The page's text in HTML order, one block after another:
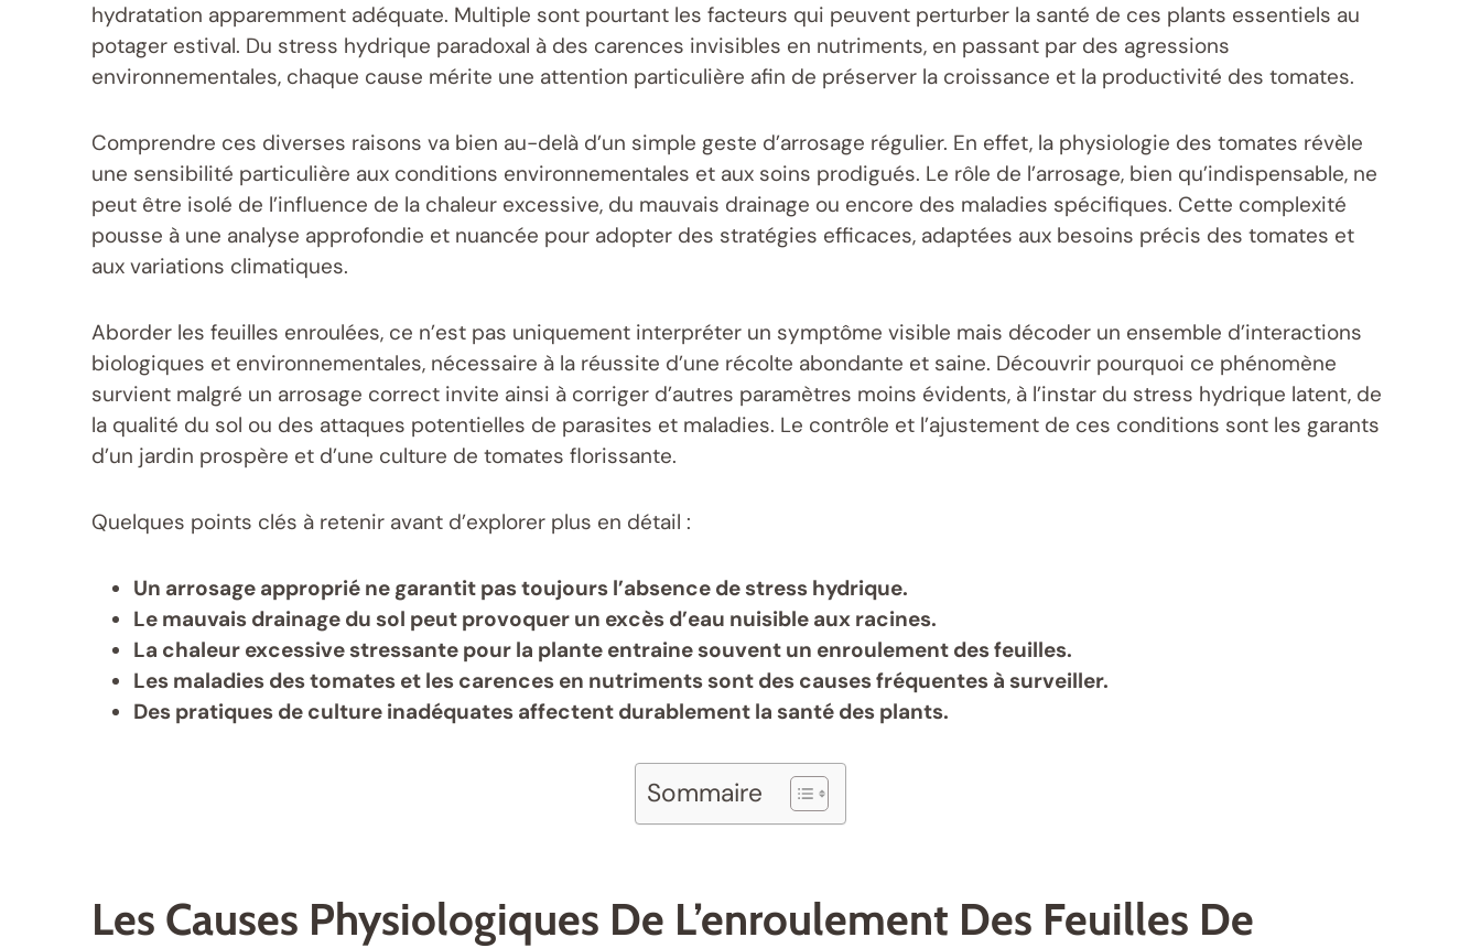
hydratation apparemment adéquate. Multiple sont pourtant les facteurs qui peuvent perturber la santé de ces plants essentiels au
potager estival. Du stress hydrique paradoxal à des carences invisibles en nutriments, en passant par des agressions
environnementales, chaque cause mérite une attention particulière afin de préserver la croissance et la productivité des tomates.
Comprendre ces diverses raisons va bien au-delà d’un simple geste d’arrosage régulier. En effet, la physiologie des tomates révèle
une sensibilité particulière aux conditions environnementales et aux soins prodigués. Le rôle de l’arrosage, bien qu’indispensable, ne
peut être isolé de l’influence de la chaleur excessive, du mauvais drainage ou encore des maladies spécifiques. Cette complexité
pousse à une analyse approfondie et nuancée pour adopter des stratégies efficaces, adaptées aux besoins précis des tomates et
aux variations climatiques.
Aborder les feuilles enroulées, ce n’est pas uniquement interpréter un symptôme visible mais décoder un ensemble d’interactions
biologiques et environnementales, nécessaire à la réussite d’une récolte abondante et saine. Découvrir pourquoi ce phénomène
survient malgré un arrosage correct invite ainsi à corriger d’autres paramètres moins évidents, à l’instar du stress hydrique latent, de
la qualité du sol ou des attaques potentielles de parasites et maladies. Le contrôle et l’ajustement de ces conditions sont les garants
d’un jardin prospère et d’une culture de tomates florissante.
Quelques points clés à retenir avant d’explorer plus en détail :
Un arrosage approprié ne garantit pas toujours l’absence de stress hydrique.
Le mauvais drainage du sol peut provoquer un excès d’eau nuisible aux racines.
La chaleur excessive stressante pour la plante entraine souvent un enroulement des feuilles.
Les maladies des tomates et les carences en nutriments sont des causes fréquentes à surveiller.
Des pratiques de culture inadéquates affectent durablement la santé des plants.
Sommaire
Les Causes Physiologiques De L’enroulement Des Feuilles De